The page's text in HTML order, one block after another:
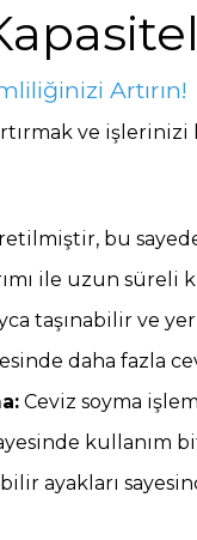
Artırın!
ve işlerinizi
bu
ile uzun süreli
taşınabilir ve
daha fazla
Ceviz soyma
kullanım
ayakları